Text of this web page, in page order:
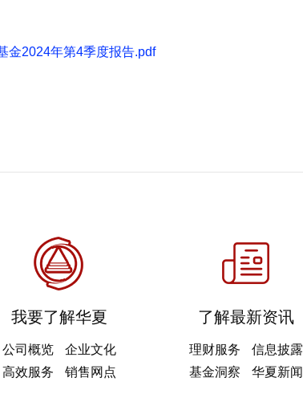
金2024年第4季度报告.pdf
我要了解华夏
公司概览
企业文化
高效服务
销售网点
了解最新资讯
理财服务
信息披露
基金洞察
华夏新闻